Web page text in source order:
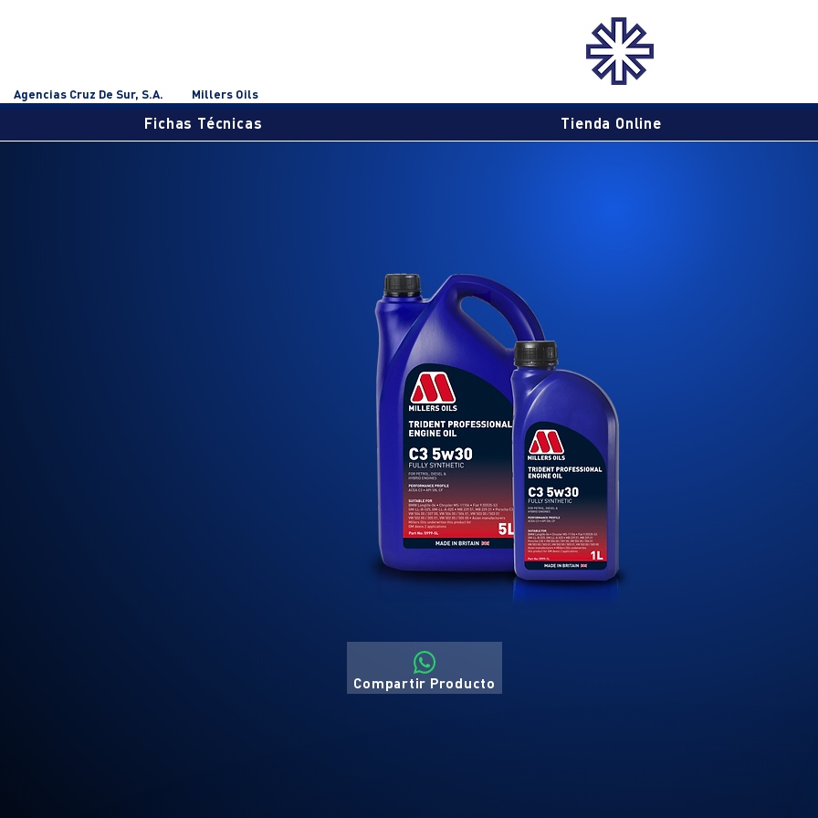
Agencias Cruz De Sur, S.A. Millers Oils
Fichas Técnicas Tienda Online
Compartir Producto